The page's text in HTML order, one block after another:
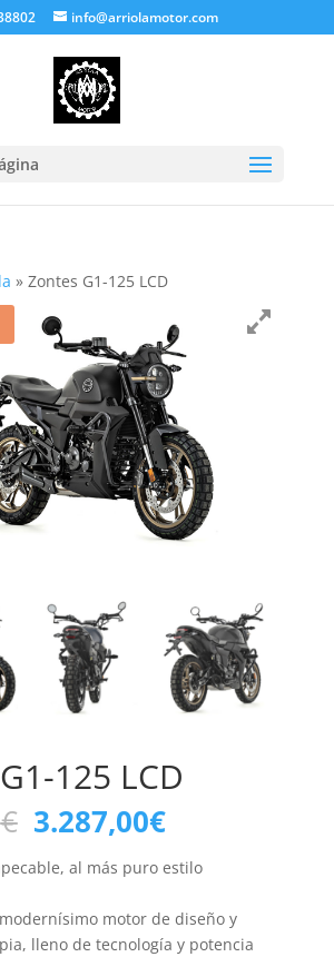
info@arriolamotor.com
» Zontes G1-125 LCD
125 LCD
€ El
precio
original
3.487,00€.
3.287,00€El
precio
actual
3.287,00€.
al más puro estilo
motor de diseño y
lleno de tecnología y potencia